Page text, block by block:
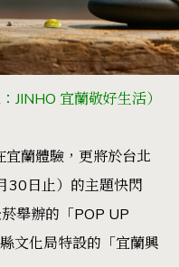
JINHO 宜蘭敬好生活）
宜蘭體驗，更將於台北
30日止）的主題快閃
舉辦的「POP UP
文化局特設的 「宜蘭興